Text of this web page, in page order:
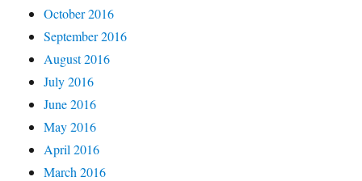
October 2016
September 2016
August 2016
July 2016
June 2016
May 2016
April 2016
March 2016